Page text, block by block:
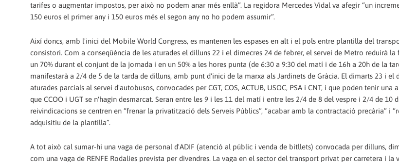
tarifes o augmentar impostos, per això no podem anar més enllà”. La regidora Mercedes Vidal va afegir “un
150 euros el primer any i 150 euros més el segon any no ho podem assumir”.
Així doncs, amb l'inici del Mobile World Congress, es mantenen les espases en alt i el pols entre plantilla del
consistori. Com a conseqüència de les aturades el dilluns 22 i el dimecres 24 de febrer, el servei de Metro reduirà la
un 70% durant el conjunt de la jornada i en un 50% a les hores punta (de 6:30 a 9:30 del matí i de 16h a 20h de la
manifestarà a 2/4 de 5 de la tarda de dilluns, amb punt d'inici de la marxa als Jardinets de Gràcia. El dimarts 23 i el
aturades parcials al servei d'autobusos, convocades per CGT, COS, ACTUB, USOC, PSA i CNT, i que poden tenir
que CCOO i UGT se n'hagin desmarcat. Seran entre les 9 i les 11 del matí i entre les 2/4 de 8 del vespre i 2/4 de 10
reivindicacions se centren en “frenar la privatització dels Serveis Públics”, “acabar amb la contractació precària” i
adquisitiu de la plantilla”.
A tot això cal sumar-hi una vaga de personal d'ADIF (atenció al públic i venda de bitllets) convocada per dilluns,
com una vaga de RENFE Rodalies prevista per divendres. La vaga en el sector del transport privat per carretera i la